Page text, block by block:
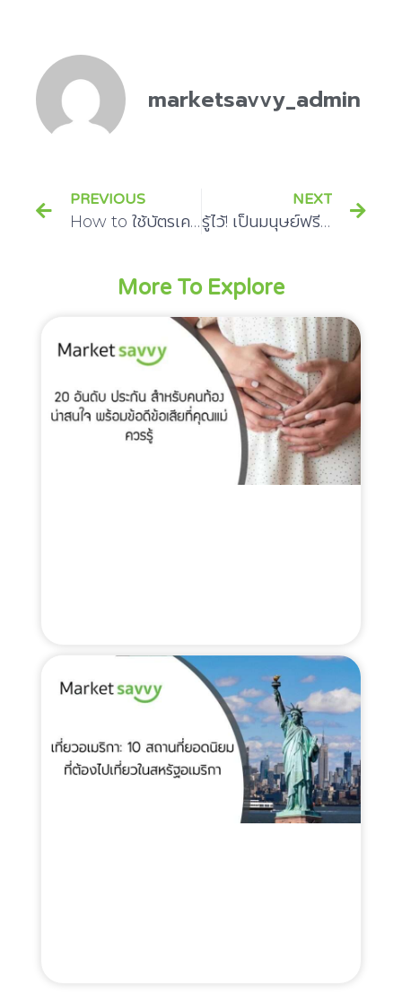
marketsavvy_admin
PREVIOUS
How to ใช้บัตรเครดิตอย่างไรไม่ให้เป็นหนี้ท่วมหัว
NEXT
รู้ไว้! เป็นมนุษย์ฟรีแลนซ์ ก็ทำประกันสังคมได้
More To Explore